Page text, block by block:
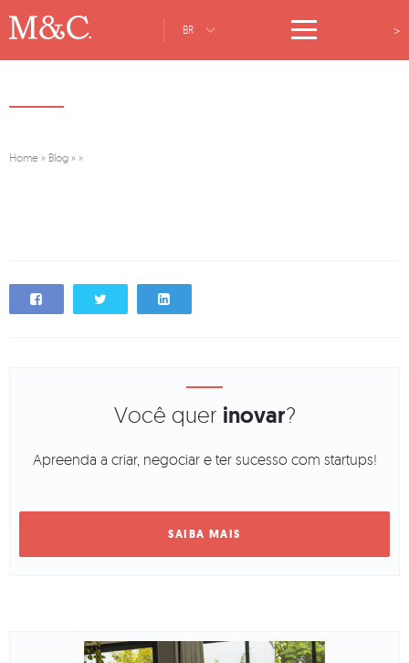
BR >
Home » Blog » »
Você quer inovar?
Apreenda a criar, negociar e ter sucesso com startups!